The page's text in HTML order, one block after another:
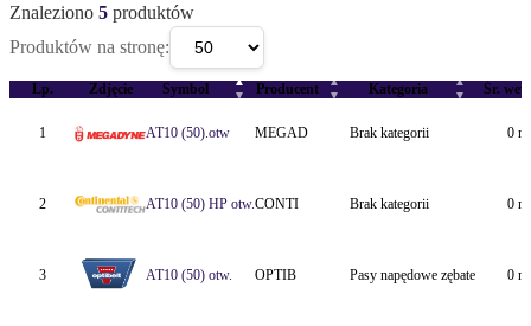
Biurem Obsługi Klienta QUAY
QUAY Suchy Las, ul.Kwarcowa 6
Znaleziono 5 produktów
Produktów na stronę:
Lp. Zdjęcie Symbol
▲
▼
Producent
▲
▼
Kategoria
▲
▼
Śr.
1 AT10 (50).otw MEGAD Brak kategorii 0
2 AT10 (50) HP otw.CONTI Brak kategorii 0
3 AT10 (50) otw. OPTIB Pasy napędowe zębate 0